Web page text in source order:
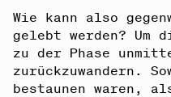
Wie kann also
gelebt werden?
zu der Phase
zurückzuwandern.
bestaunen waren,